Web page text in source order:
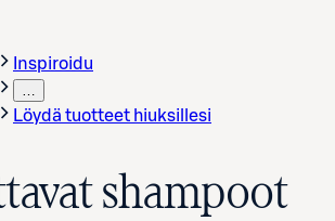
Inspiroidu
…
Löydä tuotteet hiuksillesi
shampoot